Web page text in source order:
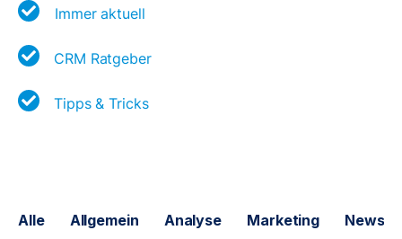
Immer aktuell
CRM Ratgeber
Tipps & Tricks
Alle Allgemein Analyse Marketing News